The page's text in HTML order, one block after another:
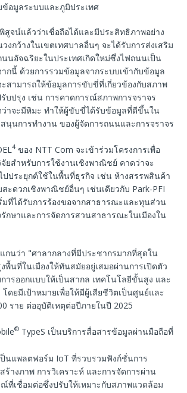
อมูลระบบและภูมิประเทศ
สูจน์แล้วว่าเชื่อถือได้และมีประสิทธิภาพอย่าง
งกว้างในเขตเทศบาลอื่นๆ จะได้รับการส่งเสริม
นอัจฉริยะในประเทศเกิดใหม่ซึ่งไฟถนนเป็น
ากนี้ ด้วยการรวมข้อมูลจากระบบเข้ากับข้อมูล
สามารถให้ข้อมูลการขับขี่ที่เกี่ยวข้องกับสภาพ
บปรุง เช่น การคาดการณ์สภาพการจราจร
าจะมีหิมะ ทำให้ผู้ขับขี่ได้รับข้อมูลที่ดีขึ้นใน
นการทำงาน ของผู้จัดการถนนและการจราจร
4 ของ NTT Com จะเข้าร่วมโครงการเพื่อ
ยสำหรับการใช้งานเชิงพาณิชย์ คาดว่าจะ
ประยุกต์ใช้ในพื้นที่ธุรกิจ เช่น ห้างสรรพสินค้า
ะดวกเชิงพาณิชย์อื่นๆ เช่นเดียวกับ Park-PFI
มที่ได้รับการร้องขอจากสาธารณะและทุนส่วน
กษาและการจัดการสวนสาธารณะในเมืองใน
กนว่า "ศาลากลางที่มีประชากรมากที่สุดใน
นที่ในเมืองให้ทันสมัยอยู่เสมอผ่านการเปิดตัว
ารออกแบบให้เป็นสากล เทคโนโลยีขั้นสูง และ
ดยมีเป้าหมายเพื่อให้มีผู้เสียชีวิตเป็นศูนย์และ
ราย ต่ออุบัติเหตุต่อปีภายในปี 2025
® TypeS เป็นบริการสื่อสารข้อมูลผ่านมือถือที่
ป็นแพลตฟอร์ม IoT ที่รวบรวมฟังก์ชั่นการ
ร้างภาพ การวิเคราะห์ และการจัดการผ่าน
ที่เชื่อมต่อซึ่งปรับให้เหมาะกับสภาพแวดล้อม